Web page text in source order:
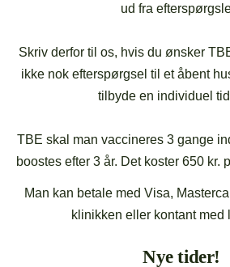
ud fra
Skriv derfor til os, hvis du ønsker
ikke nok efterspørgsel til et åbent
tilbyde en individuel
TBE skal man vaccineres 3 gange
boostes efter 3 år. Det koster 650 kr.
Man kan betale med Visa,
klinikken eller kontant med
Nye tider!